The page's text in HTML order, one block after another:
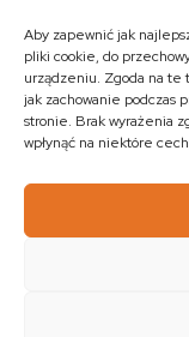
Aby zapewnić jak
pliki cookie, do
urządzeniu. Zgoda na te
jak zachowanie podczas
stronie. Brak wyrażenia
wpłynąć na niektóre
Kufry indyjskie
Parawany kolonialne
Stojaki na CD